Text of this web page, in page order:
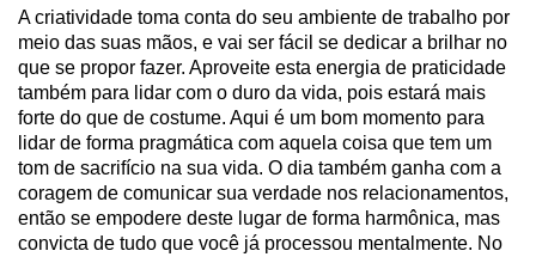
A criatividade toma conta do seu ambiente de trabalho por
meio das suas mãos, e vai ser fácil se dedicar a brilhar no
que se propor fazer. Aproveite esta energia de praticidade
também para lidar com o duro da vida, pois estará mais
forte do que de costume. Aqui é um bom momento para
lidar de forma pragmática com aquela coisa que tem um
tom de sacrifício na sua vida. O dia também ganha com a
coragem de comunicar sua verdade nos relacionamentos,
então se empodere deste lugar de forma harmônica, mas
convicta de tudo que você já processou mentalmente. No